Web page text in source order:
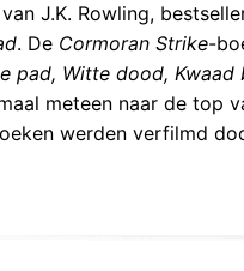
J.K. Rowling,
. De Cormoran Strike-
pad, Witte dood,
meteen naar de top
werden verfilmd